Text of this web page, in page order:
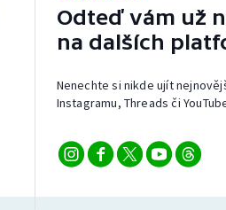
Odteď vám už
na dalších
Nenechte si nikde ujít
Instagramu, Threads či